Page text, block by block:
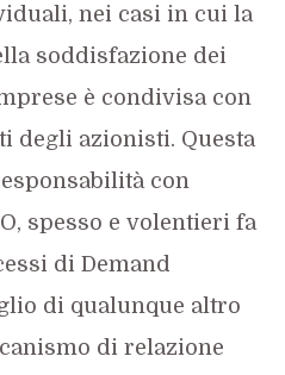
nei casi in cui la
soddisfazione dei
è condivisa con
degli azionisti. Questa
con
spesso e volentieri fa
di Demand
di qualunque altro
di relazione